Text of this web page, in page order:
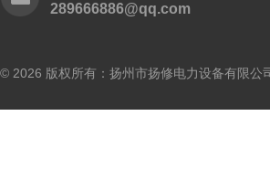
289666886@qq.com
© 2026 版权所有：扬州市扬修电力设备有限公